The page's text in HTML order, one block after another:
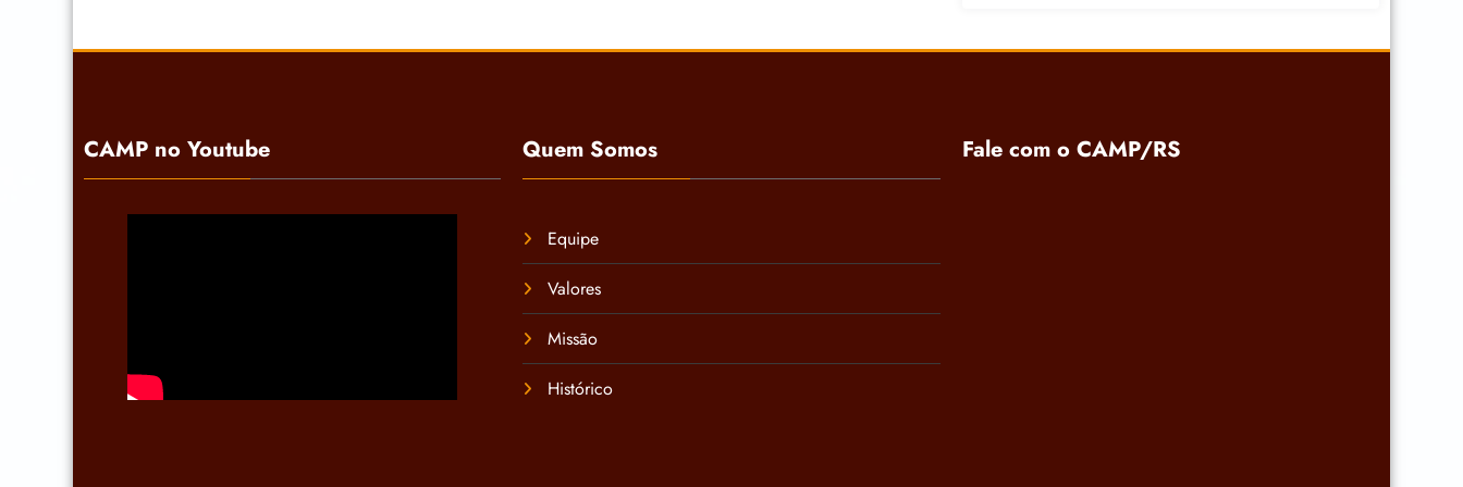
CAMP no Youtube Quem Somos
Equipe
Valores
Missão
Histórico
Fale com o CAMP/RS